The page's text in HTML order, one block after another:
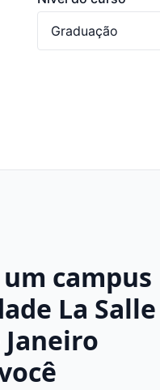
campus
La Salle